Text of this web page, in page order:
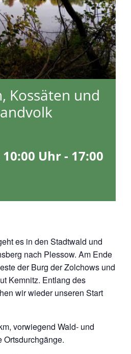
Kossäten und
Uhr- 17:00
es in den Stadtwald und
nach Plessow. Am Ende
der Burg der Zolchows und
Kemnitz. Entlang des
wir wieder unseren Start
vorwiegend Wald- und
Ortsdurchgänge.